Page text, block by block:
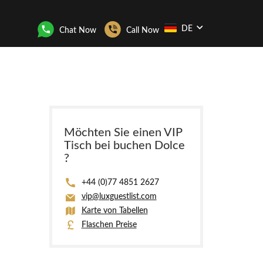
Chat Now Call Now DE
Möchten Sie einen VIP
Tisch bei buchen Dolce
?
+44 (0)77 4851 2627
vip@luxguestlist.com
Karte von Tabellen
Flaschen Preise